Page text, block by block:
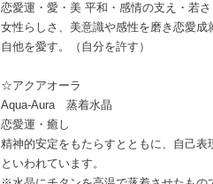
恋愛運・愛・美 平和・感情の支え・若
女性らしさ、美意識や感性を磨き恋愛成
自他を愛す。（自分を許す）
☆アクアオーラ
Aqua-Aura 蒸着水晶
恋愛運・癒し
精神的安定をもたらすとともに、自己
といわれています。